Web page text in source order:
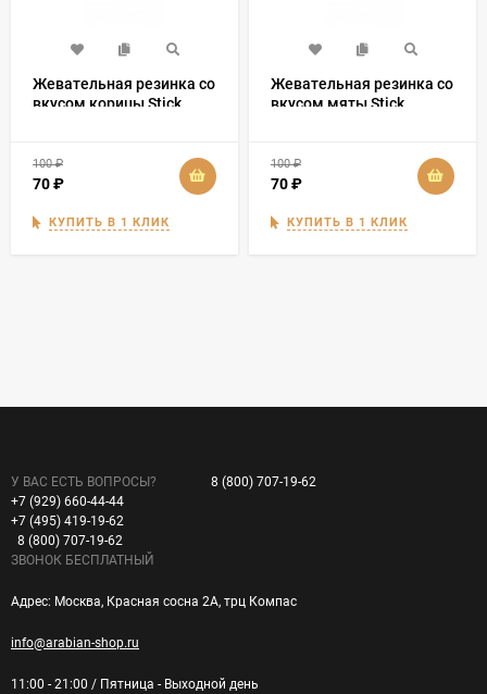
Жевательная резинка со
вкусом корицы Stick
100₽
70₽
КУПИТЬ В 1 КЛИК
Жевательная резинка со
вкусом мяты Stick
100₽
70₽
КУПИТЬ В 1 КЛИК
У ВАС ЕСТЬ ВОПРОСЫ?
+7 (929) 660-44-44
+7 (495) 419-19-62
8 (800) 707-19-62
ЗВОНОК БЕСПЛАТНЫЙ
8 (800) 707-19-62
Адрес: Москва, Красная сосна 2А, трц Компас
info@arabian-shop.ru
11:00 - 21:00 / Пятница - Выходной день